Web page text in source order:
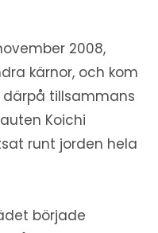
2008,
kärnor, och kom
därpå tillsammans
Koichi
runt jorden hela
började